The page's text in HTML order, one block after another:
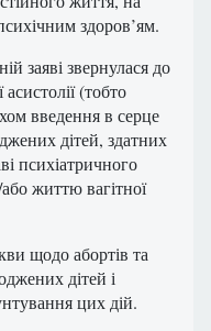
здоров’ям.
заяві звернулася до
(тобто
введення в серце
дітей, здатних
психіатричного
життю вагітної
щодо абортів та
дітей і
цих дій.